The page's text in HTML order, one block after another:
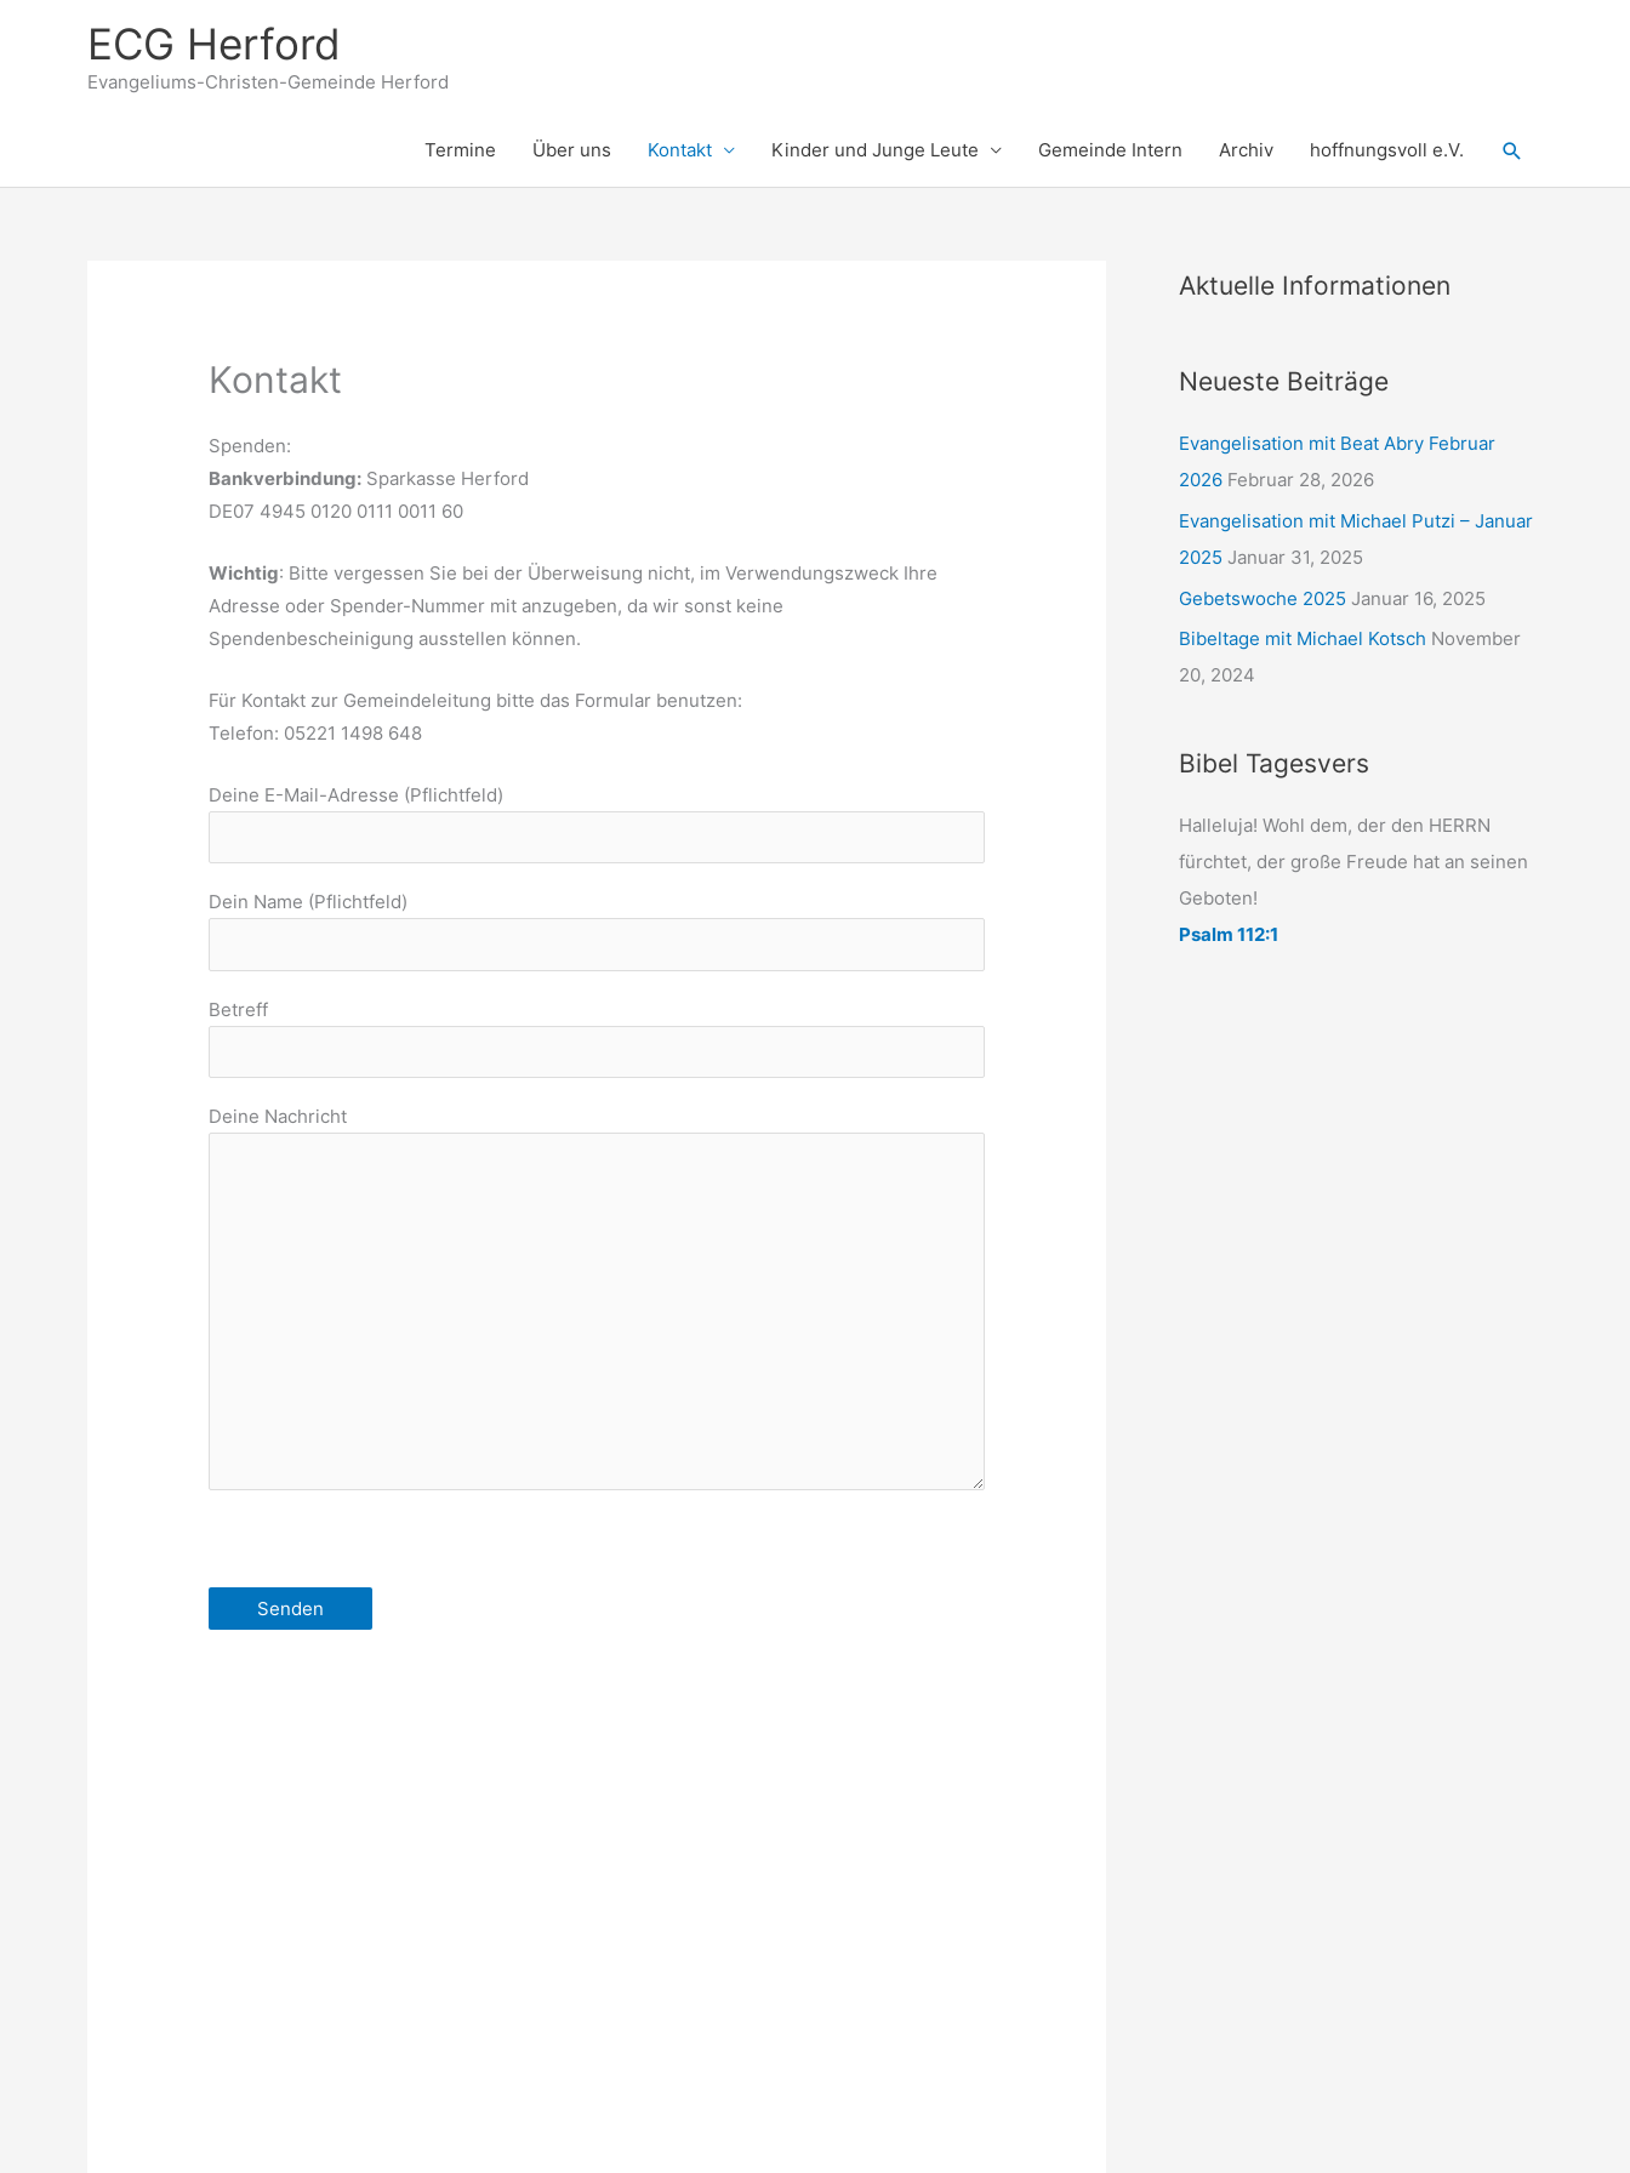
ECG Herford
Evangeliums-Christen-Gemeinde Herford
Termine Über uns Kontakt Kinder und Junge Leute Gemeinde Intern Archiv hoffnungsvoll e.V. Suchen
Kontakt
Spenden:
Bankverbindung: Sparkasse Herford
DE07 4945 0120 0111 0011 60
Wichtig: Bitte vergessen Sie bei der Überweisung nicht, im Verwendungszweck Ihre
Adresse oder Spender-Nummer mit anzugeben, da wir sonst keine
Spendenbescheinigung ausstellen können.
Für Kontakt zur Gemeindeleitung bitte das Formular benutzen:
Telefon: 05221 1498 648
Deine E-Mail-Adresse (Pflichtfeld)
Dein Name (Pflichtfeld)
Betreff
Deine Nachricht
Aktuelle Informationen
Neueste Beiträge
Evangelisation mit Beat Abry Februar
2026 Februar 28, 2026
Evangelisation mit Michael Putzi – Januar
2025 Januar 31, 2025
Gebetswoche 2025 Januar 16, 2025
Bibeltage mit Michael Kotsch November
20, 2024
Bibel Tagesvers
Halleluja! Wohl dem, der den HERRN
fürchtet, der große Freude hat an seinen
Geboten!
Psalm 112:1